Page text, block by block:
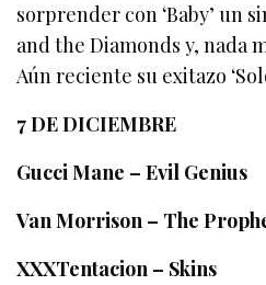
sorprender con ‘Baby’ un
and the Diamonds y, nada
Aún reciente su exitazo
7 DE DICIEMBRE
Gucci Mane – Evil Genius
Van Morrison – The
XXXTentacion – Skins